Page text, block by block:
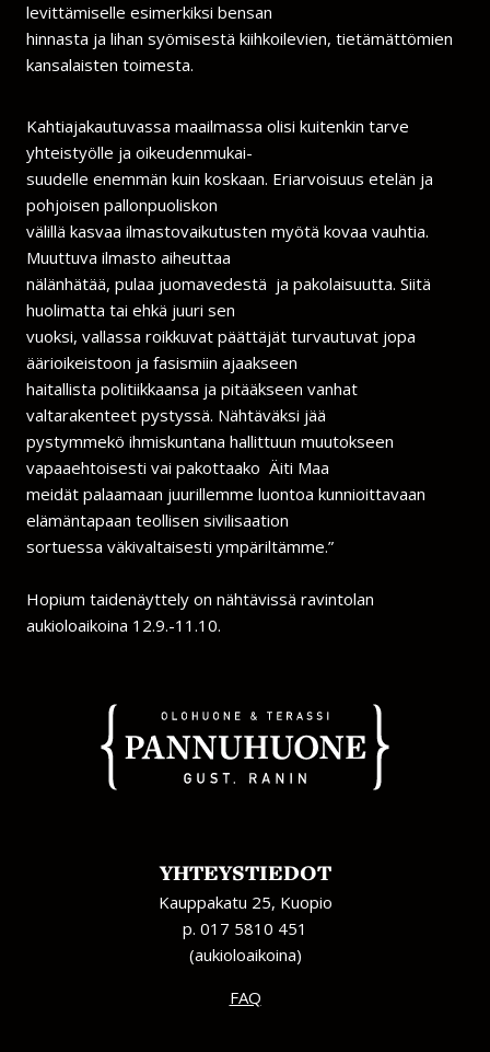
levittämiselle esimerkiksi bensan
hinnasta ja lihan syömisestä kiihkoilevien, tietämättömien
kansalaisten toimesta.
Kahtiajakautuvassa maailmassa olisi kuitenkin tarve
yhteistyölle ja oikeudenmukai-
suudelle enemmän kuin koskaan. Eriarvoisuus etelän ja
pohjoisen pallonpuoliskon
välillä kasvaa ilmastovaikutusten myötä kovaa vauhtia.
Muuttuva ilmasto aiheuttaa
nälänhätää, pulaa juomavedestä ja pakolaisuutta. Siitä
huolimatta tai ehkä juuri sen
vuoksi, vallassa roikkuvat päättäjät turvautuvat jopa
äärioikeistoon ja fasismiin ajaakseen
haitallista politiikkaansa ja pitääkseen vanhat
valtarakenteet pystyssä. Nähtäväksi jää
pystymmekö ihmiskuntana hallittuun muutokseen
vapaaehtoisesti vai pakottaako Äiti Maa
meidät palaamaan juurillemme luontoa kunnioittavaan
elämäntapaan teollisen sivilisaation
sortuessa väkivaltaisesti ympäriltämme.”
Hopium taidenäyttely on nähtävissä ravintolan
aukioloaikoina 12.9.-11.10.
YHTEYSTIEDOT
Kauppakatu 25, Kuopio
p. 017 5810 451
(aukioloaikoina)
FAQ